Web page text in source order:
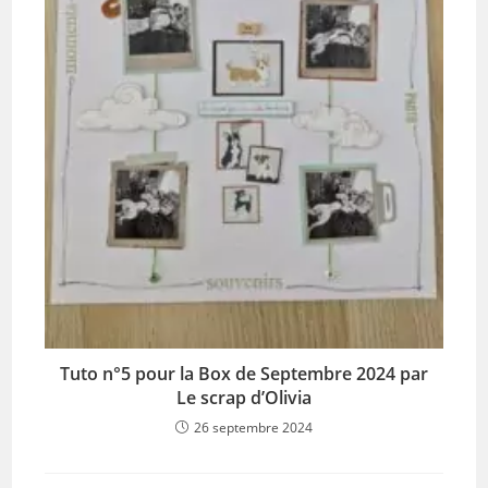
Tuto n°5 pour la Box de Septembre 2024 par
Le scrap d’Olivia
26 septembre 2024